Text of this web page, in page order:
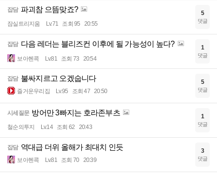
잡담 파괴참 으뜸맞죠?
잠실트리지움 Lv.71 조회 95 20:55
5
댓글
잡담 다음 레더는 블리즈컨 이후에 될 가능성이 높다?
보아헨콕 Lv.81 조회 73 20:54
1
댓글
잡담 불싸지르고 오겠숩니다
즐거운우리집 Lv.95 조회 47 20:50
5
댓글
시세질문 방어만 3빠지는 호라존부츠
철순의투지 Lv.14 조회 62 20:43
1
댓글
잡담 역대급 더위 올해가 최대치 인듯
보아헨콕 Lv.81 조회 70 20:39
3
댓글